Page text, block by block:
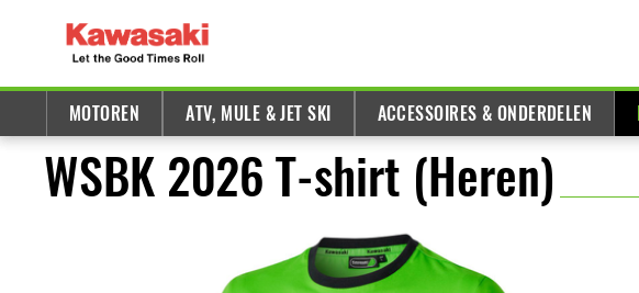
MOTOREN ATV, MULE & JET SKI ACCESSOIRES & ONDERDELEN
WSBK 2026 T-shirt (Heren)